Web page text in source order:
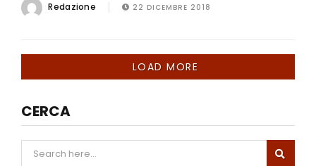
Redazione 22 DICEMBRE 2018
LOAD MORE
CERCA